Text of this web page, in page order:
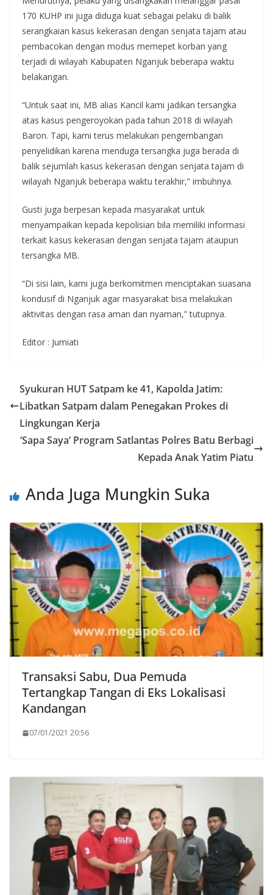
170 KUHP ini juga diduga kuat sebagai pelaku di balik
serangkaian kasus kekerasan dengan senjata tajam atau
pembacokan dengan modus memepet korban yang
terjadi di wilayah Kabupaten Nganjuk beberapa waktu
belakangan.
“Untuk saat ini, MB alias Kancil kami jadikan tersangka
atas kasus pengeroyokan pada tahun 2018 di wilayah
Baron. Tapi, kami terus melakukan pengembangan
penyelidikan karena menduga tersangka juga berada di
balik sejumlah kasus kekerasan dengan senjata tajam di
wilayah Nganjuk beberapa waktu terakhir,” imbuhnya.
Gusti juga berpesan kepada masyarakat untuk
menyampaikan kepada kepolisian bila memiliki informasi
terkait kasus kekerasan dengan senjata tajam ataupun
tersangka MB.
“Di sisi lain, kami juga berkomitmen menciptakan suasana
kondusif di Nganjuk agar masyarakat bisa melakukan
aktivitas dengan rasa aman dan nyaman,” tutupnya.
Editor : Jumiati
Syukuran HUT Satpam ke 41, Kapolda Jatim:
Libatkan Satpam dalam Penegakan Prokes di
Lingkungan Kerja
‘Sapa Saya’ Program Satlantas Polres Batu Berbagi
Kepada Anak Yatim Piatu
Anda Juga Mungkin Suka
Transaksi Sabu, Dua Pemuda
Tertangkap Tangan di Eks Lokalisasi
Kandangan
07/01/2021 20:56